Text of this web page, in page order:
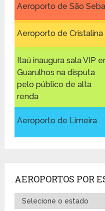
Aeroporto de São
Aeroporto de Cristalina
Itaú inaugura sala VIP
Guarulhos na disputa
pelo público de alta
renda
Aeroporto de Limeira
AEROPORTOS POR
Aeroportos